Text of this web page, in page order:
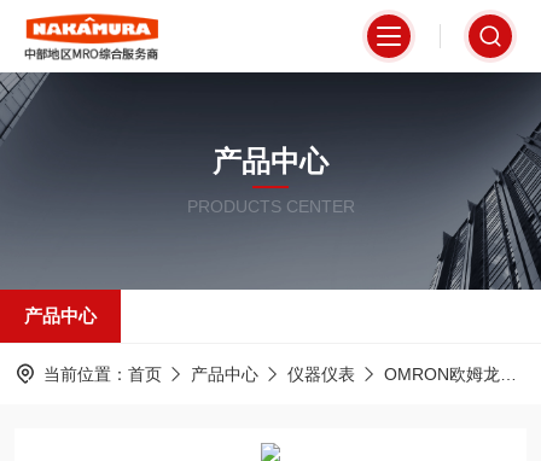
产品中心
PRODUCTS CENTER
产品中心
当前位置： 首页 产品中心 仪器仪表 OMRON欧姆龙